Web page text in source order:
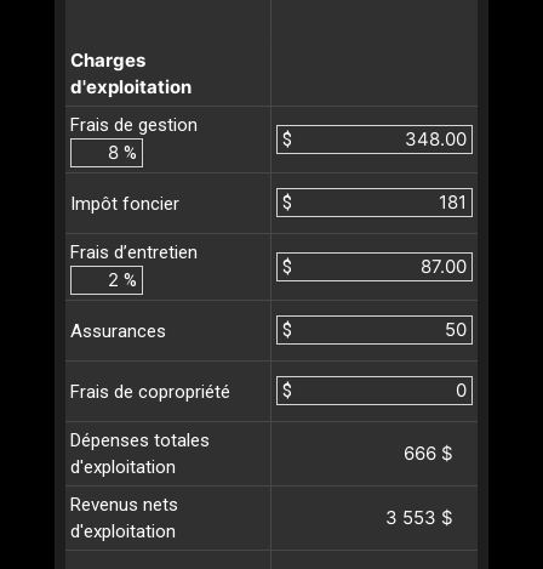
Charges
d'exploitation
Frais de gestion
%
$
Impôt foncier $
Frais d’entretien
%
$
Assurances $
Frais de copropriété $
Dépenses totales
d'exploitation
666 $
Revenus nets
d'exploitation
3 553 $